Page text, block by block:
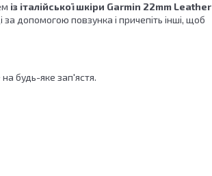
із італійської шкіри Garmin 22mm Leather
за допомогою повзунка і причепіть інші, щоб
на будь-яке зап'ястя.